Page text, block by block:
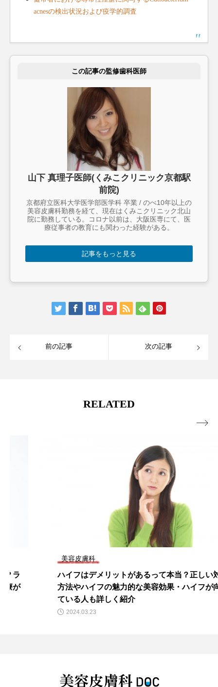
acnesの検出状況および疫学的調査
この記事の監修歯科医師
山下 真理子医師(くみこクリニック京都駅
前院)
京都府立医科大学医学部医学科 卒業 / のべ10年以上の
美容皮膚科勤務を経て、現在はくみこクリニック北山
院に勤務している。コロナ以前は、大阪医専にて、医
療従事者の教育にも関わった経験がある。
記事をもっと見る
前の記事 次の記事
RELATED
美容皮膚科
ハイフはデメリットがあるって本当？正しい対処
方法やハイフの魅力的な美容効果・ハイフが向い
ている人も詳しく紹介
2024.03.23
